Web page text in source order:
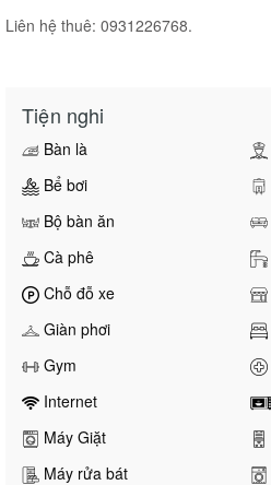
Liên hệ thuê: 0931226768.
Tiện nghi
Bàn là
Bể bơi
Bộ bàn ăn
Cà phê
Chỗ đỗ xe
Giàn phơi
Gym
Internet
Máy Giặt
Máy rửa bát